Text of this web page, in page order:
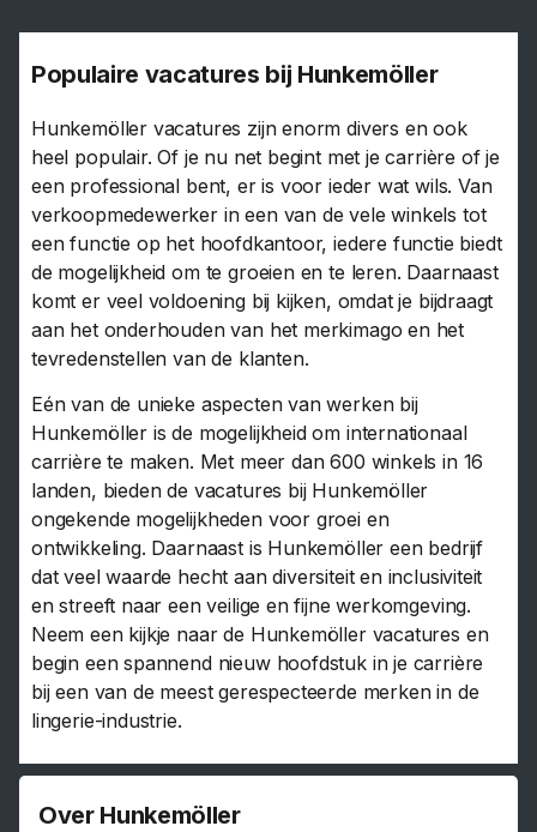
Over Hunkemöller
Populaire vacatures bij Hunkemöller
Hunkemöller vacatures zijn enorm divers en ook
heel populair. Of je nu net begint met je carrière of je
een professional bent, er is voor ieder wat wils. Van
verkoopmedewerker in een van de vele winkels tot
een functie op het hoofdkantoor, iedere functie biedt
de mogelijkheid om te groeien en te leren. Daarnaast
komt er veel voldoening bij kijken, omdat je bijdraagt
aan het onderhouden van het merkimago en het
tevredenstellen van de klanten.
Eén van de unieke aspecten van werken bij
Hunkemöller is de mogelijkheid om internationaal
carrière te maken. Met meer dan 600 winkels in 16
landen, bieden de vacatures bij Hunkemöller
ongekende mogelijkheden voor groei en
ontwikkeling. Daarnaast is Hunkemöller een bedrijf
dat veel waarde hecht aan diversiteit en inclusiviteit
en streeft naar een veilige en fijne werkomgeving.
Neem een kijkje naar de Hunkemöller vacatures en
begin een spannend nieuw hoofdstuk in je carrière
bij een van de meest gerespecteerde merken in de
lingerie-industrie.